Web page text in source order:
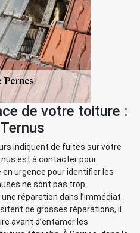
de votre toiture :
indiquent de fuites sur votre
est à contacter pour
urgence pour identifier les
ne sont pas trop
réparation dans l’immédiat.
de grosses réparations, il
avant d’entamer les